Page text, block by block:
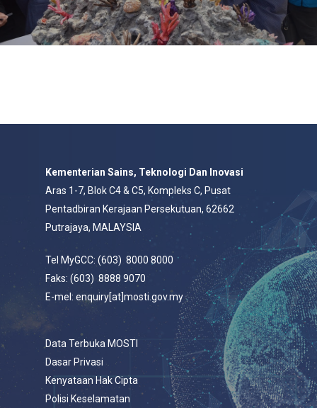
Kementerian Sains, Teknologi Dan Inovasi
Aras 1-7, Blok C4 & C5, Kompleks C, Pusat
Pentadbiran Kerajaan Persekutuan, 62662
Putrajaya, MALAYSIA
Tel MyGCC: (603) 8000 8000
Faks: (603) 8888 9070
E-mel: enquiry[at]mosti.gov.my
Data Terbuka MOSTI
Dasar Privasi
Kenyataan Hak Cipta
Polisi Keselamatan